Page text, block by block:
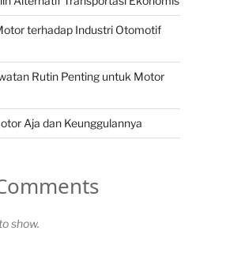
terhadap Industri Otomotif
Rutin Penting untuk Motor
Aja dan Keunggulannya
show.